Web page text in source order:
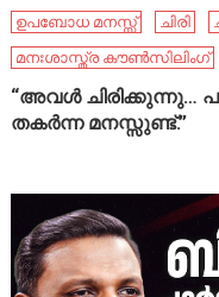
ഉപബോധ മനസ്സ്
ചിരി
മനഃശാസ്ത്ര കൗൺസിലിംഗ്
“അവൾ ചിരിക്കുന്നു…
തകർന്ന മനസ്സുണ്ട്.”